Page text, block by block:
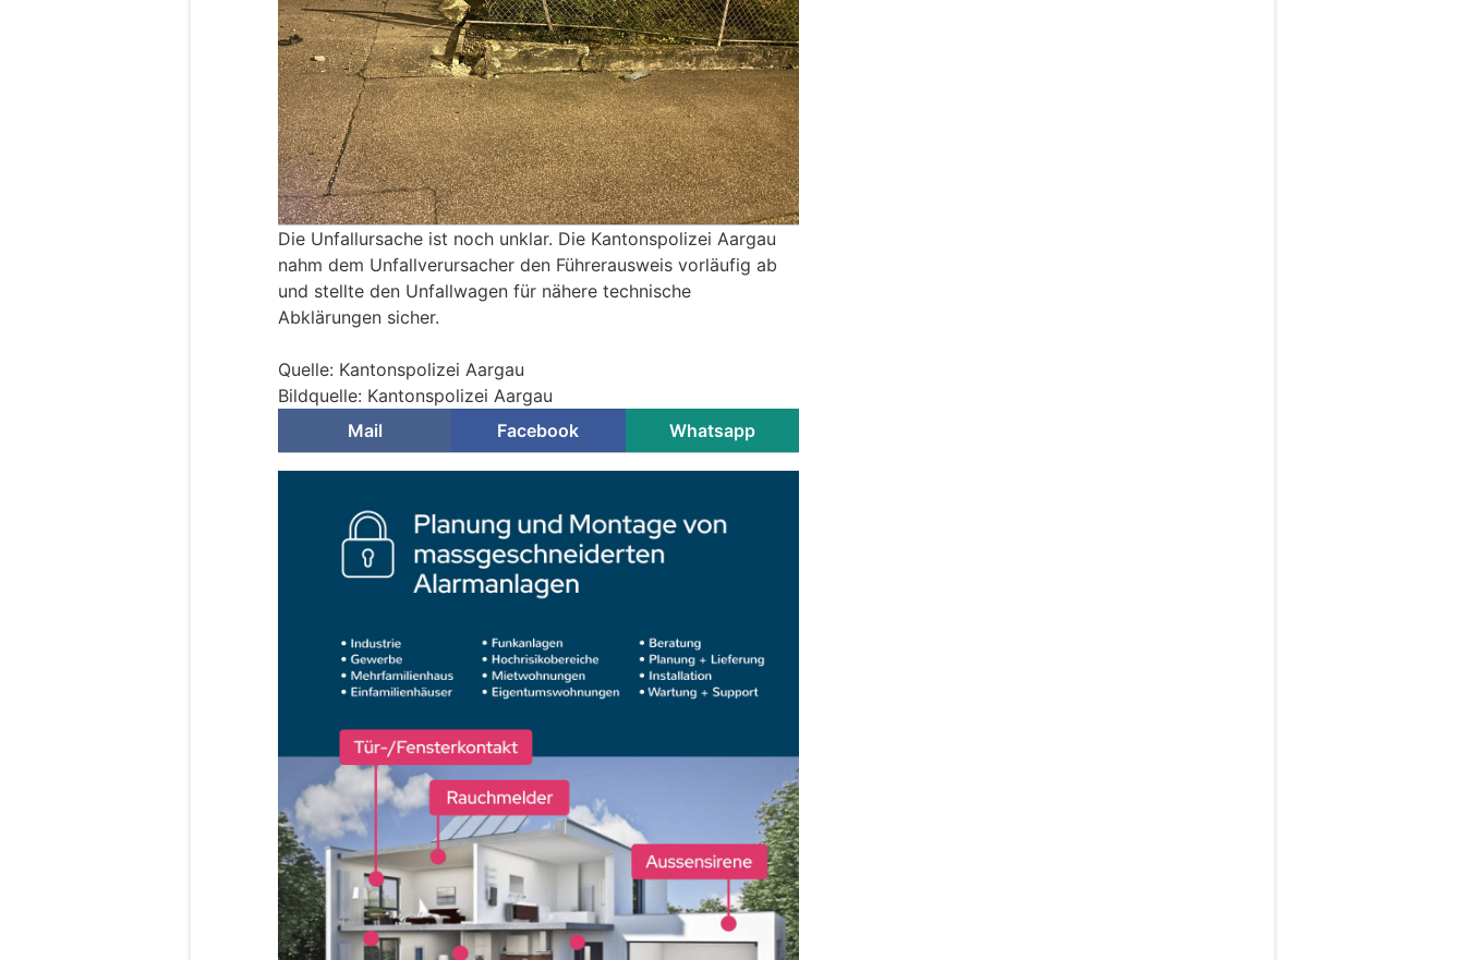
Die Unfallursache ist noch unklar. Die Kantonspolizei Aargau
nahm dem Unfallverursacher den Führerausweis vorläufig ab
und stellte den Unfallwagen für nähere technische
Abklärungen sicher.
Quelle: Kantonspolizei Aargau
Bildquelle: Kantonspolizei Aargau
Mail
Facebook Whatsapp